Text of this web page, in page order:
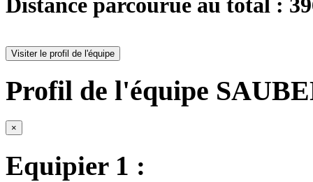
Visiter le profil de l'équipe
Profil de l'équipe
×
Equipier 1 :